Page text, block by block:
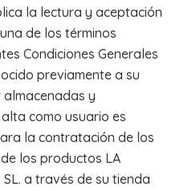
la lectura y aceptación
de los términos
Condiciones Generales
previamente a su
y
como usuario es
la contratación de los
los productos LA
SL. a través de su tienda